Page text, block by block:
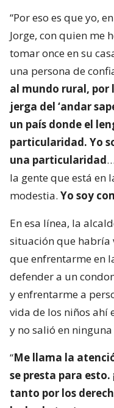
“Por eso es que yo,
Jorge, con quien me
tomar once en su
una persona de
al mundo rural,
jerga del ‘andar
un país donde el
particularidad. Yo
una particularidad
la gente que está en
modestia. Yo soy
En esa línea, la
situación que habría
que enfrentarme en
defender a un
y enfrentarme a
vida de los niños ahí
y no salió en
“Me llama la
se presta para
tanto por los